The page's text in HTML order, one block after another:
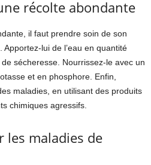
récolte abondante
il faut prendre soin de son
Apportez-lui de l’eau en quantité
sécheresse. Nourrissez-le avec un
et en phosphore. Enfin,
maladies, en utilisant des produits
chimiques agressifs.
les maladies de